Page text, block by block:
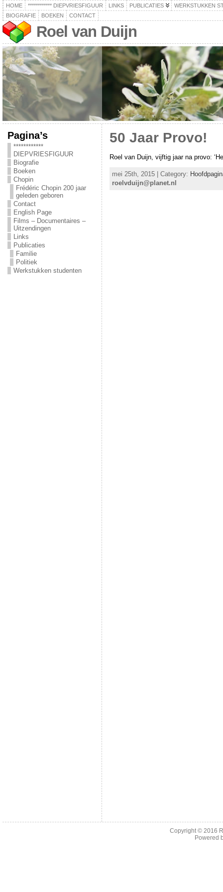
HOME ************ DIEPVRIESFIGUUR LINKS PUBLICATIES
WERKSTUKKEN
BIOGRAFIE
BOEKEN CONTACT
Roel van Duijn
Pagina’s
************
DIEPVRIESFIGUUR
Biografie
Boeken
Chopin
Frédéric Chopin 200 jaar
geleden geboren
Contact
English Page
Films – Documentaires –
Uitzendingen
Links
Publicaties
Familie
Politiek
Werkstukken studenten
50 Jaar Provo!
Roel van Duijn, vijftig jaar na provo:
mei 25th, 2015 | Category:
roelvduijn@planet.nl
Copyright © 2016
Powered